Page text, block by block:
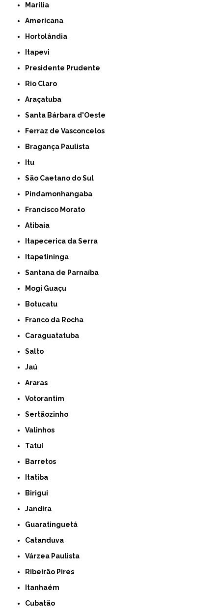
Marília
Americana
Hortolândia
Itapevi
Presidente Prudente
Rio Claro
Araçatuba
Santa Bárbara d'Oeste
Ferraz de Vasconcelos
Bragança Paulista
Itu
São Caetano do Sul
Pindamonhangaba
Francisco Morato
Atibaia
Itapecerica da Serra
Itapetininga
Santana de Parnaíba
Mogi Guaçu
Botucatu
Franco da Rocha
Caraguatatuba
Salto
Jaú
Araras
Votorantim
Sertãozinho
Valinhos
Tatuí
Barretos
Itatiba
Birigui
Jandira
Guaratinguetá
Catanduva
Várzea Paulista
Ribeirão Pires
Itanhaém
Cubatão